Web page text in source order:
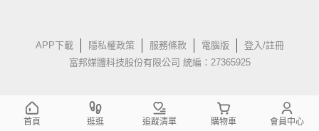
APP下載 隱私權政策 服務條款 電腦版
登入/註冊
富邦媒體科技股份有限公司 統編：27365925
首頁 逛逛 追蹤清單 購物車 會員中心